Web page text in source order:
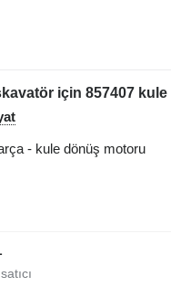
için 857407
- kule dönüş motoru